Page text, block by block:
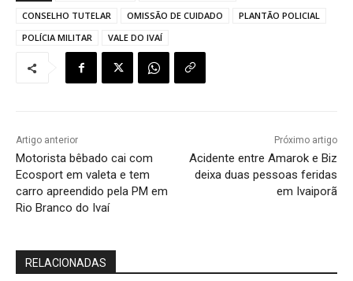
CONSELHO TUTELAR
OMISSÃO DE CUIDADO
PLANTÃO POLICIAL
POLÍCIA MILITAR
VALE DO IVAÍ
Artigo anterior
Motorista bêbado cai com
Ecosport em valeta e tem
carro apreendido pela PM em
Rio Branco do Ivaí
Próximo artigo
Acidente entre Amarok e Biz
deixa duas pessoas feridas
em Ivaiporã
RELACIONADAS